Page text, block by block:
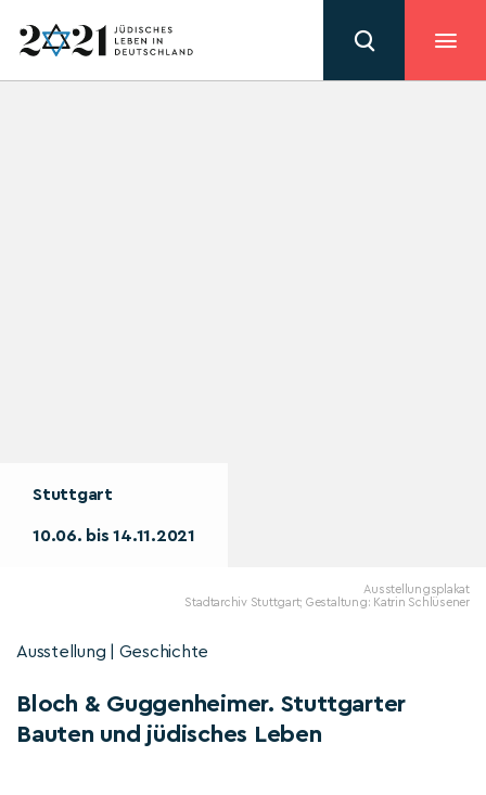
Stuttgart
10.06. bis 14.11.2021
Ausstellungsplakat
Stadtarchiv Stuttgart; Gestaltung: Katrin Schlüsener
Ausstellung | Geschichte
Bloch & Guggenheimer. Stuttgarter
Bauten und jüdisches Leben